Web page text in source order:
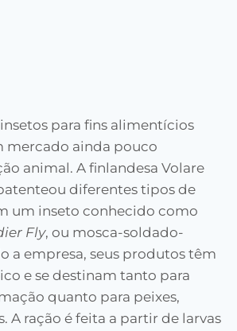
para fins alimentícios
mercado ainda pouco
animal. A finlandesa Volare
diferentes tipos de
um inseto conhecido como
Fly, ou mosca-soldado-
a empresa, seus produtos têm
e se destinam tanto para
quanto para peixes,
A ração é feita a partir de larvas